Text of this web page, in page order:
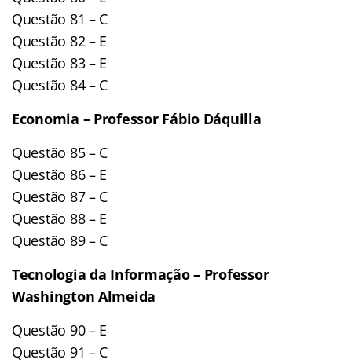
Questão 81 – C
Questão 82 – E
Questão 83 – E
Questão 84 – C
Economia – Professor Fábio Dáquilla
Questão 85 – C
Questão 86 – E
Questão 87 – C
Questão 88 – E
Questão 89 – C
Tecnologia da Informação – Professor
Washington Almeida
Questão 90 – E
Questão 91 – C